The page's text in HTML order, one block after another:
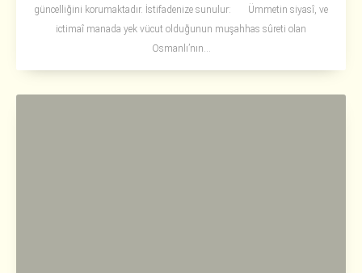
güncelliğini korumaktadır. İstifadenize sunulur: Ümmetin siyasî, ve
ictimaî manada yek vücut olduğunun muşahhas sûreti olan
Osmanlı’nın...